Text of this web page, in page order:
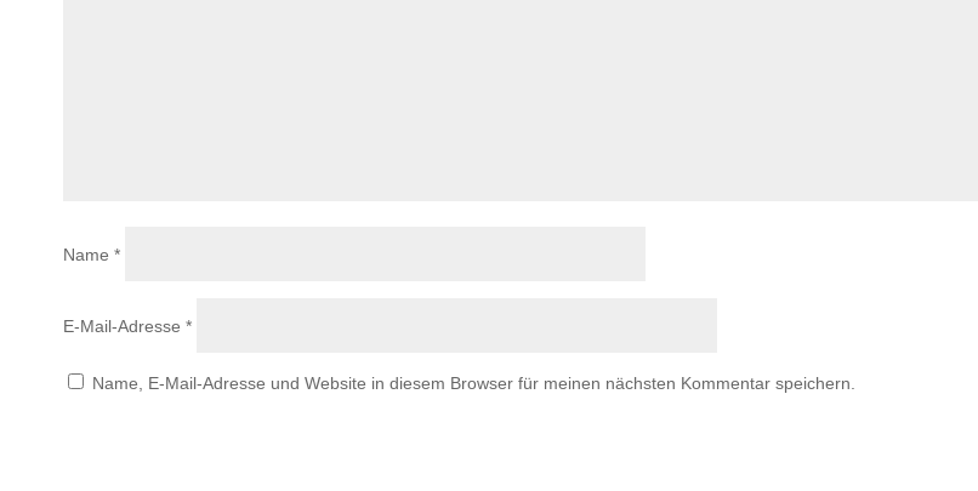
Name *
E-Mail-Adresse *
Name, E-Mail-Adresse und Website in diesem Browser für meinen nächsten Kommentar speichern.